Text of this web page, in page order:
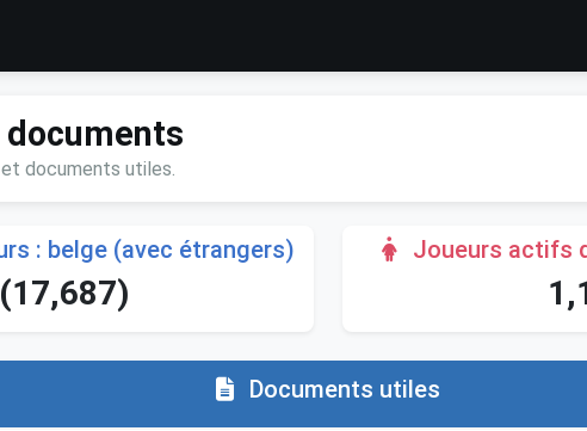
documents utiles.
: belge (avec étrangers) Joueurs actifs
Documents utiles